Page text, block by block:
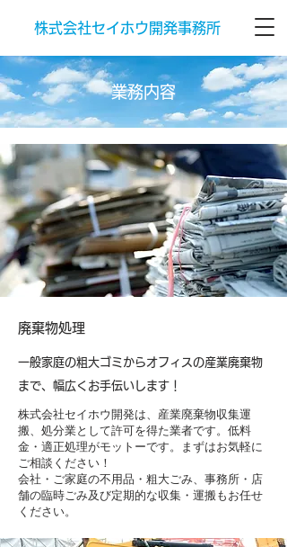
株式会社セイホウ開発事務所
​業務内容
廃棄物処理
一般家庭の粗大ゴミからオフィスの産業廃棄物
まで、幅広くお手伝いします！
株式会社セイホウ開発は、産業廃棄物収集運
搬、処分業として許可を得た業者です。低料
金・適正処理がモットーです。まずはお気軽に
ご相談ください！
​会社・ご家庭の不用品・粗大ごみ、事務所・店
舗の臨時ごみ及び定期的な収集・運搬もお任せ
ください。